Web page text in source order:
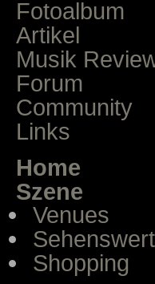
Fotoalbum
Artikel
Musik
Forum
Community
Links
Home
Szene
Venues
Shopping